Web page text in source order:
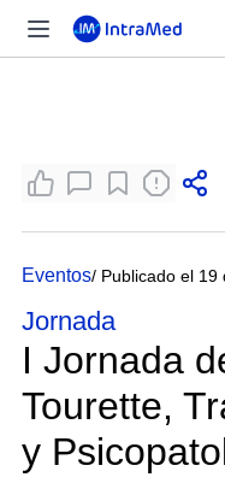
Eventos/ Publicado el 19
Jornada
I Jornada
Tourette,
y